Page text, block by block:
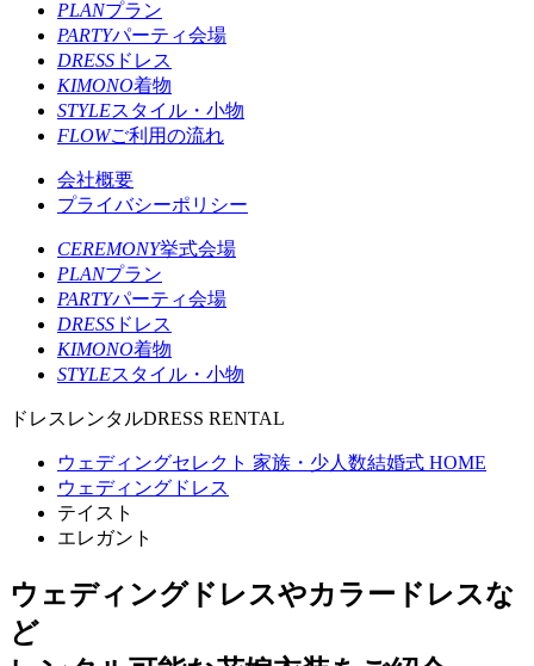
PLANプラン
PARTYパーティ会場
DRESS ドレス
KIMONO着物
STYLEスタイル・小物
FLOWご利用の流れ
会社概要
プライバシーポリシー
CEREMONY挙式会場
PLANプラン
PARTYパーティ会場
DRESS ドレス
KIMONO着物
STYLEスタイル・小物
ドレスレンタルDRESS RENTAL
ウェディングセレクト 家族・少人数結婚式 HOME
ウェディングドレス
テイスト
エレガント
ウェディングドレスやカラードレスな
ど